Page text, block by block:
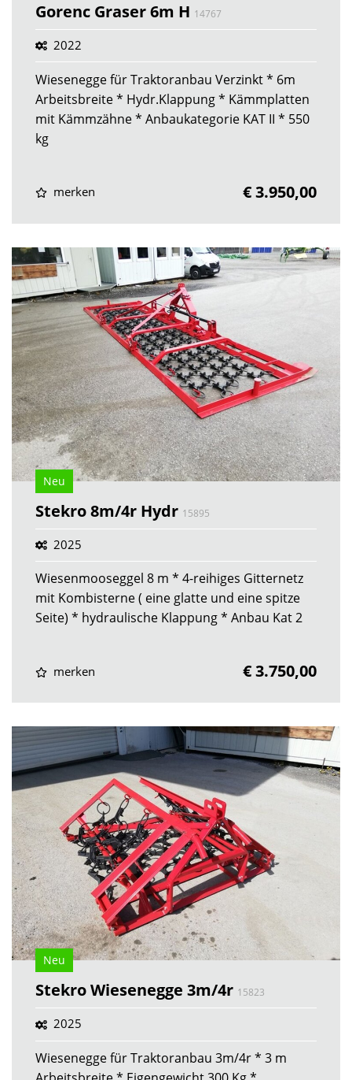
Gorenc Graser 6m H 14767
2022
Wiesenegge für Traktoranbau Verzinkt * 6m
Arbeitsbreite * Hydr.Klappung * Kämmplatten
mit Kämmzähne * Anbaukategorie KAT II * 550
kg
merken € 3.950,00
Neu
Stekro 8m/4r Hydr 15895
2025
Wiesenmooseggel 8 m * 4-reihiges Gitternetz
mit Kombisterne ( eine glatte und eine spitze
Seite) * hydraulische Klappung * Anbau Kat 2
merken € 3.750,00
Neu
Stekro Wiesenegge 3m/4r 15823
2025
Wiesenegge für Traktoranbau 3m/4r * 3 m